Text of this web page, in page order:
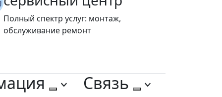
Полный спектр услуг: монтаж,
обслуживание ремонт
Связь